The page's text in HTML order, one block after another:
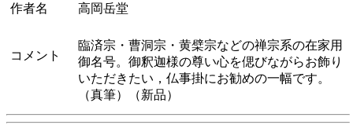
作者名 高岡岳堂
コメント
臨済宗・曹洞宗・黄檗宗などの禅宗系の在家用
御名号。御釈迦様の尊い心を偲びながらお飾り
いただきたい，仏事掛にお勧めの一幅です。
（真筆）（新品）